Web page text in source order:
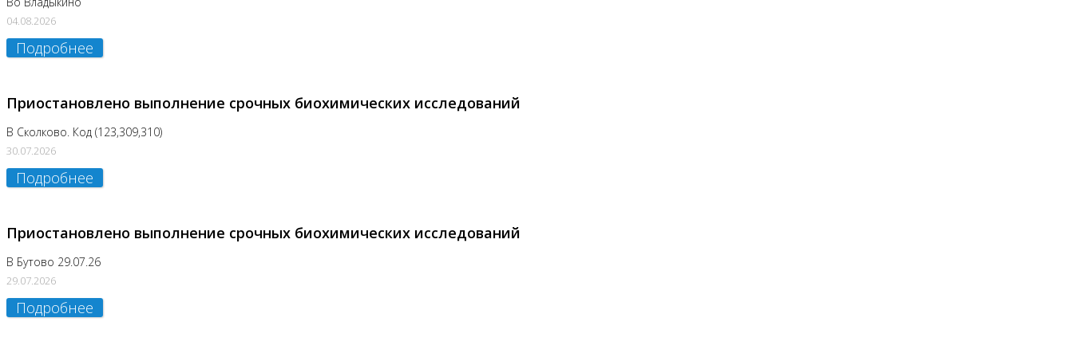
04.08.2026
Подробнее
Приостановлено выполнение срочных биохимических исследований
В Сколково. Код (123,309,310)
30.07.2026
Подробнее
Приостановлено выполнение срочных биохимических исследований
В Бутово 29.07.26
29.07.2026
Подробнее